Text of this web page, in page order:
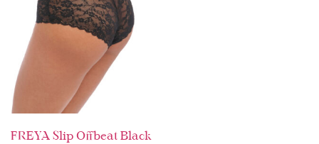
FREYA Slip Offbeat Black